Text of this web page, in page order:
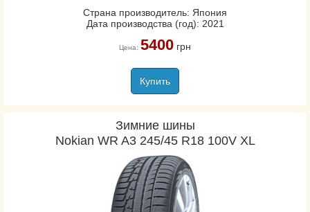
Страна производитель: Япония
Дата производства (год): 2021
Цена: 5400грн
Купить
Зимние шины
Nokian WR A3 245/45 R18 100V XL